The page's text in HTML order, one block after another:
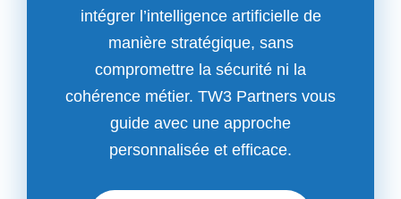
intégrer l’intelligence artificielle de
manière stratégique, sans
compromettre la sécurité ni la
cohérence métier. TW3 Partners vous
guide avec une approche
personnalisée et efficace.